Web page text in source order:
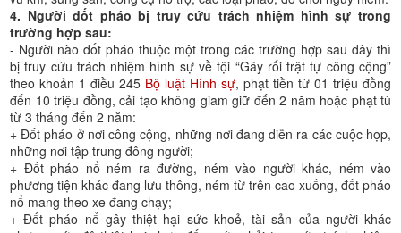
4. Người đốt pháo bị truy cứu trách nhiệm hình sự trong
trường hợp sau:
- Người nào đốt pháo thuộc một trong các trường hợp sau đây thì
bị truy cứu trách nhiệm hình sự về tội “Gây rối trật tự công cộng”
theo khoản 1 điều 245 Bộ luật Hình sự, phạt tiền từ 01 triệu đồng
đến 10 triệu đồng, cải tạo không giam giữ đến 2 năm hoặc phạt tù
từ 3 tháng đến 2 năm:
+ Đốt pháo ở nơi công cộng, những nơi đang diễn ra các cuộc họp,
những nơi tập trung đông người;
+ Đốt pháo nổ ném ra đường, ném vào người khác, ném vào
phương tiện khác đang lưu thông, ném từ trên cao xuống, đốt pháo
nổ mang theo xe đang chạy;
+ Đốt pháo nổ gây thiệt hại sức khoẻ, tài sản của người khác